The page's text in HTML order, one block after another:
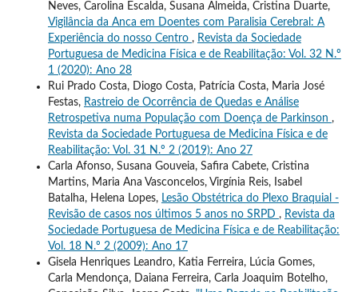
Neves, Carolina Escalda, Susana Almeida, Cristina Duarte,
Vigilância da Anca em Doentes com Paralisia Cerebral: A
Experiência do nosso Centro , Revista da Sociedade
Portuguesa de Medicina Física e de Reabilitação: Vol. 32 N.º
1 (2020): Ano 28
Rui Prado Costa, Diogo Costa, Patrícia Costa, Maria José
Festas, Rastreio de Ocorrência de Quedas e Análise
Retrospetiva numa População com Doença de Parkinson ,
Revista da Sociedade Portuguesa de Medicina Física e de
Reabilitação: Vol. 31 N.º 2 (2019): Ano 27
Carla Afonso, Susana Gouveia, Safira Cabete, Cristina
Martins, Maria Ana Vasconcelos, Virgínia Reis, Isabel
Batalha, Helena Lopes, Lesão Obstétrica do Plexo Braquial -
Revisão de casos nos últimos 5 anos no SRPD , Revista da
Sociedade Portuguesa de Medicina Física e de Reabilitação:
Vol. 18 N.º 2 (2009): Ano 17
Gisela Henriques Leandro, Katia Ferreira, Lúcia Gomes,
Carla Mendonça, Daiana Ferreira, Carla Joaquim Botelho,